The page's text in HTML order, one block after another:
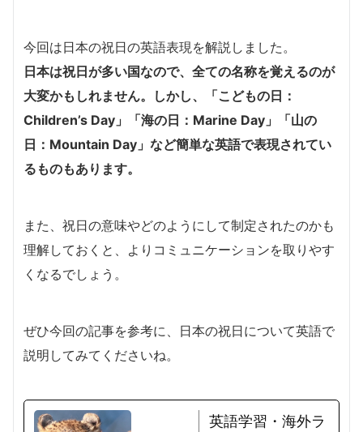
今回は日本の祝日の英語表現を解説しました。
日本は祝日が多い国なので、全ての名称を覚えるのが
大変かもしれません。しかし、「こどもの日：
Children’s Day」「海の日：Marine Day」「山の
日：Mountain Day」など簡単な英語で表現されてい
るものもあります。
また、祝日の意味やどのようにして制定されたのかも
理解しておくと、よりコミュニケーションを取りやす
くなるでしょう。
ぜひ今回の記事を参考に、日本の祝日について英語で
説明してみてくださいね。
英語学習・海外ラ